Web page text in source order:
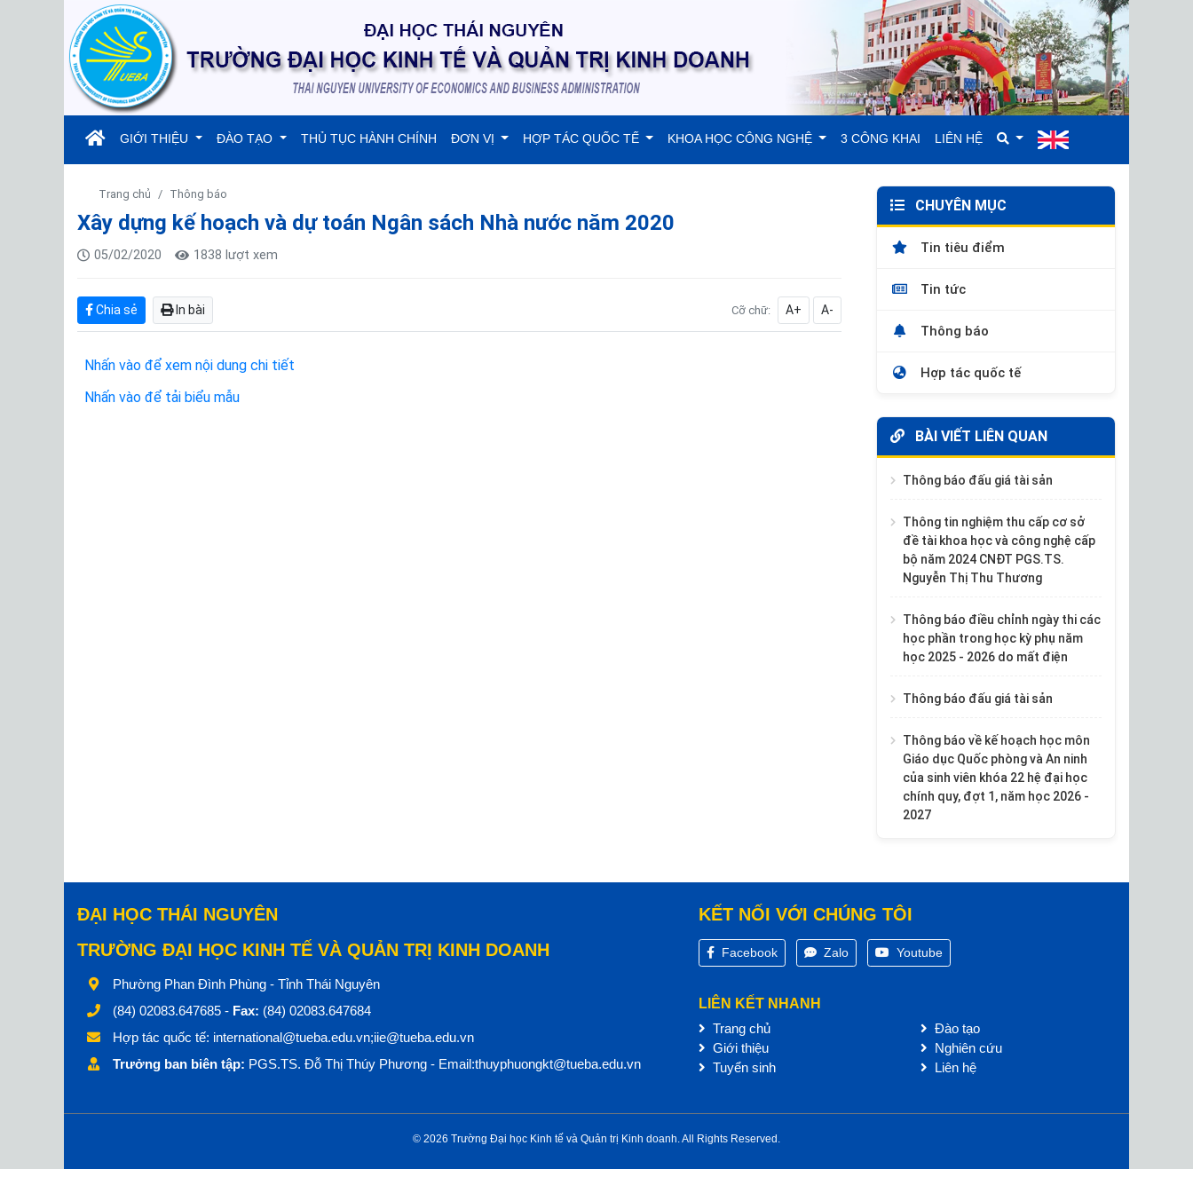
(current)
GIỚI THIỆU ĐÀO TẠO THỦ TỤC HÀNH CHÍNH ĐƠN VỊ HỢP TÁC QUỐC TẾ KHOA HỌC CÔNG NGHỆ 3 CÔNG KHAI LIÊN HỆ
Trang chủ Thông báo
Xây dựng kế hoạch và dự toán Ngân sách Nhà nước năm 2020
05/02/2020 1838 lượt xem
Chia sẻ In bài Cỡ chữ: A+ A-
Nhấn vào để xem nội dung chi tiết
Nhấn vào để tải biểu mẫu
CHUYÊN MỤC
Tin tiêu điểm
Tin tức
Thông báo
Hợp tác quốc tế
BÀI VIẾT LIÊN QUAN
Thông báo đấu giá tài sản
Thông tin nghiệm thu cấp cơ sở
đề tài khoa học và công nghệ cấp
bộ năm 2024 CNĐT PGS.TS.
Nguyễn Thị Thu Thương
Thông báo điều chỉnh ngày thi các
học phần trong học kỳ phụ năm
học 2025 - 2026 do mất điện
Thông báo đấu giá tài sản
Thông báo về kế hoạch học môn
Giáo dục Quốc phòng và An ninh
của sinh viên khóa 22 hệ đại học
chính quy, đợt 1, năm học 2026 -
2027
ĐẠI HỌC THÁI NGUYÊN
TRƯỜNG ĐẠI HỌC KINH TẾ VÀ QUẢN TRỊ KINH DOANH
Phường Phan Đình Phùng - Tỉnh Thái Nguyên
(84) 02083.647685 - Fax: (84) 02083.647684
Hợp tác quốc tế: international@tueba.edu.vn;iie@tueba.edu.vn
Trưởng ban biên tập: PGS.TS. Đỗ Thị Thúy Phương - Email:thuyphuongkt@tueba.edu.vn
KẾT NỐI VỚI CHÚNG TÔI
Facebook Zalo Youtube
LIÊN KẾT NHANH
Trang chủ
Giới thiệu
Tuyển sinh
Đào tạo
Nghiên cứu
Liên hệ
© 2026 Trường Đại học Kinh tế và Quản trị Kinh doanh. All Rights Reserved.